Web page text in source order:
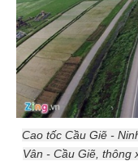
Cao tốc Cầu Giẽ -
Vân - Cầu Giẽ, thông